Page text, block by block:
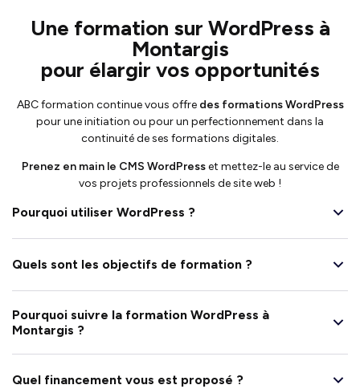
Une formation sur WordPress à
Montargis
pour élargir vos opportunités
ABC formation continue vous offre des formations WordPress
pour une initiation ou pour un perfectionnement dans la
continuité de ses formations digitales.
Prenez en main le CMS WordPresset mettez-le au service de
vos projets professionnels de site web !
Pourquoi utiliser WordPress ?
Quels sont les objectifs de formation ?
Pourquoi suivre la formation WordPress à
Montargis ?
Quel financement vous est proposé ?